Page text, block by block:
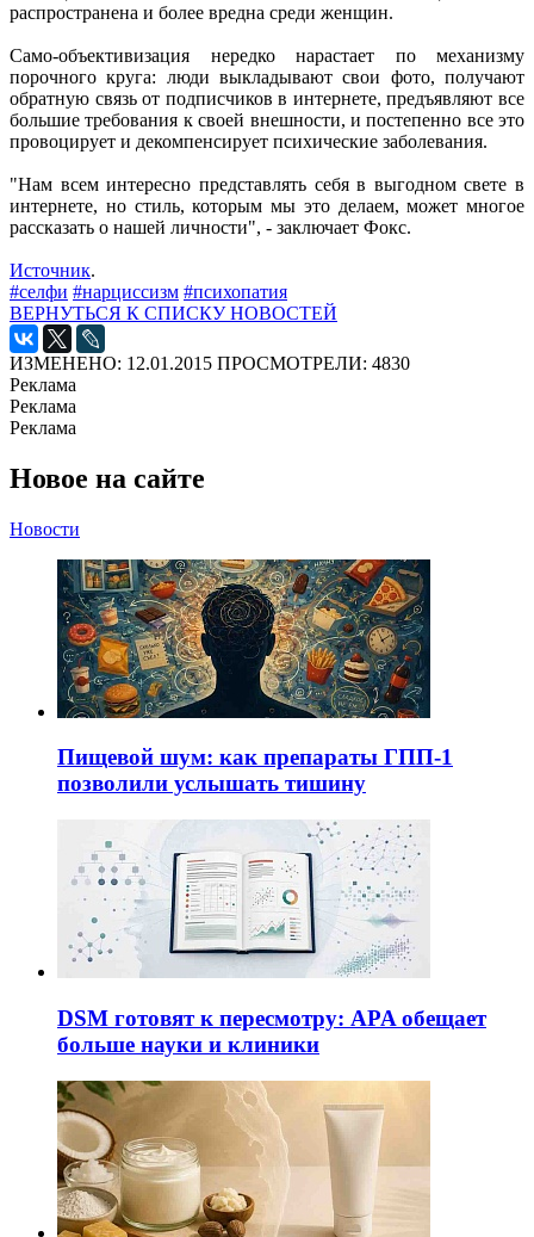
распространена и более вредна среди женщин.
Само-объективизация нередко нарастает по механизму
порочного круга: люди выкладывают свои фото, получают
обратную связь от подписчиков в интернете, предъявляют все
большие требования к своей внешности, и постепенно все это
провоцирует и декомпенсирует психические заболевания.
"Нам всем интересно представлять себя в выгодном свете в
интернете, но стиль, которым мы это делаем, может многое
рассказать о нашей личности", - заключает Фокс.
Источник.
#селфи #нарциссизм #психопатия
ВЕРНУТЬСЯ К СПИСКУ НОВОСТЕЙ
ИЗМЕНЕНО: 12.01.2015 ПРОСМОТРЕЛИ: 4830
Реклама
Реклама
Реклама
Новое на сайте
Новости
Пищевой шум: как препараты ГПП-1
позволили услышать тишину
DSM готовят к пересмотру: APA обещает
больше науки и клиники